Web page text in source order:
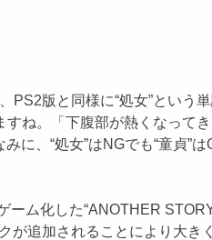
版と同様に“処女”という
ね。「下腹部が熱くなっ
、“処女”はNGでも“童貞”
化した“ANOTHER
追加されることにより大き